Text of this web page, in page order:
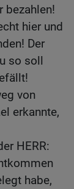
bezahlen!
hier und
Der
so soll
von
erkannte,
HERR:
habe,